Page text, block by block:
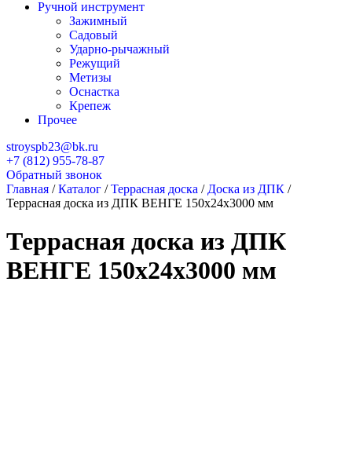
Ручной инструмент
Зажимный
Садовый
Ударно-рычажный
Режущий
Метизы
Оснастка
Крепеж
Прочее
stroyspb23@bk.ru
+7 (812) 955-78-87
Обратный звонок
Главная /Каталог /Террасная доска / Доска из ДПК /
Террасная доска из ДПК ВЕНГЕ 150х24х3000 мм
Террасная доска из ДПК
ВЕНГЕ 150х24х3000 мм